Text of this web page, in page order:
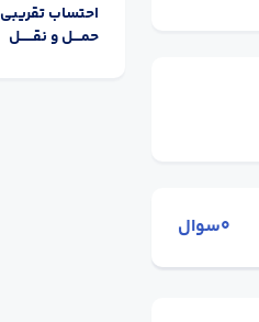
0سوال
احتساب تقریبی
حمــــل و نقــــــل